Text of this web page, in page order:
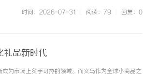
时间：2026-07-31 阅读：79 回复：0
礼品新时代
为市场上炙手可热的领域。而义乌作为全球小商品之